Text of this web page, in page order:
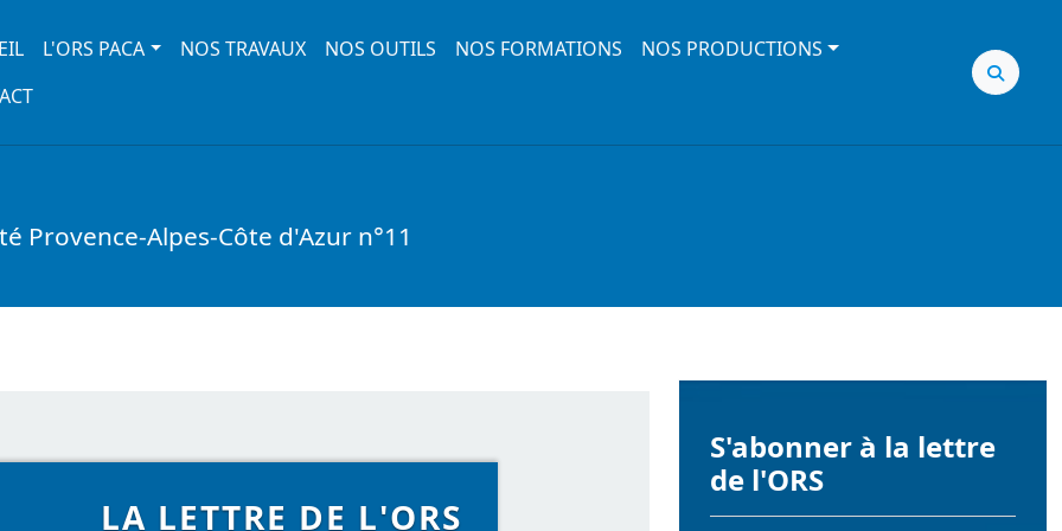
navigation
L'ORS PACA NOS TRAVAUX NOS OUTILS NOS FORMATIONS
NOS PRODUCTIONS
Provence-Alpes-Côte d'Azur n°11
LA LETTRE DE L'ORS
S'abonner à la lettre
de l'ORS